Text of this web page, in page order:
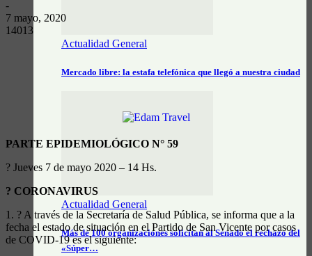
Actualidad General
Mercado libre: la estafa telefónica que llegó a nuestra ciudad
Actualidad General
Más de 100 organizaciones solicitan al Senado el rechazo del
«Súper…
-
7 mayo, 2020
14013
PARTE EPIDEMIOLÓGICO N° 59
? Jueves 7 de mayo 2020 – 14 Hs.
? CORONAVIRUS
1. ? A través de la Secretaría de Salud Pública, se informa que a la
fecha el estado de situación en el Partido de San Vicente por casos
de COVID-19 es el siguiente: